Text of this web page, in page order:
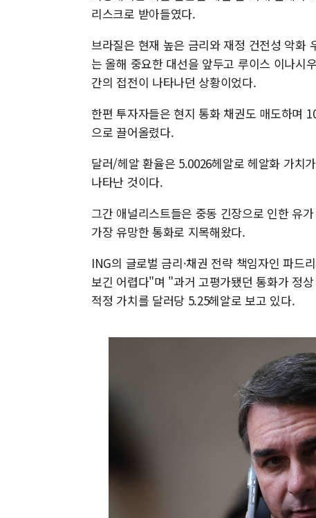
리스크로 받아들였다.
브라질은 현재 높은 금리와 재정 건전성 악화
는 올해 중요한 대선을 앞두고 루이스 이나시
간의 접전이 나타나던 상황이었다.
한편 투자자들은 현지 통화 채권도 매도하며
으로 끌어올렸다.
달러/헤알 환율은 5.0026헤알로 헤알화 가치
나타난 것이다.
그간 애널리스트들은 중동 긴장으로 인한 유
가장 유망한 통화로 지목해왔다.
ING의 글로벌 금리·채권 전략 책임자인 파드
보긴 어렵다"며 "과거 고평가됐던 통화가 정
적정 가치를 달러당 5.25헤알로 보고 있다.